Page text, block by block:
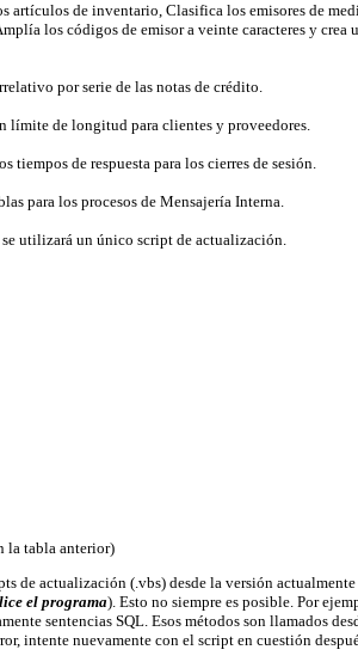
artículos de inventario, Clasifica los emisores de
los códigos de emisor a veinte caracteres y crea
por serie de las notas de crédito.
límite de longitud para clientes y proveedores.
tiempos de respuesta para los cierres de sesión.
para los procesos de Mensajería Interna.
utilizará un único script de actualización.
la tabla anterior)
de actualización (.vbs) desde la versión
el programa). Esto no siempre es posible. Por
sentencias SQL. Esos métodos son llamados
intente nuevamente con el script en cuestión